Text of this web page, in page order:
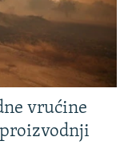
vrućine